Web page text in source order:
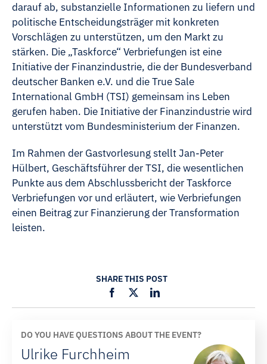
darauf ab, substanzielle Informationen zu liefern und
politische Entscheidungsträger mit konkreten
Vorschlägen zu unterstützen, um den Markt zu
stärken. Die „Taskforce“ Verbriefungen ist eine
Initiative der Finanzindustrie, die der Bundesverband
deutscher Banken e.V. und die True Sale
International GmbH (TSI) gemeinsam ins Leben
gerufen haben. Die Initiative der Finanzindustrie wird
unterstützt vom Bundesministerium der Finanzen.
Im Rahmen der Gastvorlesung stellt Jan-Peter
Hülbert, Geschäftsführer der TSI, die wesentlichen
Punkte aus dem Abschlussbericht der Taskforce
Verbriefungen vor und erläutert, wie Verbriefungen
einen Beitrag zur Finanzierung der Transformation
leisten.
SHARE THIS POST
DO YOU HAVE QUESTIONS ABOUT THE EVENT?
Ulrike Furchheim